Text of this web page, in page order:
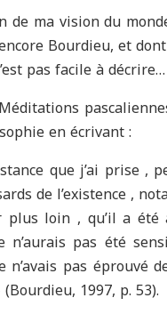
de ma vision du
Bourdieu, et
pas facile à
en écrivant :
que j’ai prise ,
de l’existence ,
loin , qu’il a été
n’aurais pas été
pas éprouvé
1997, p. 53).